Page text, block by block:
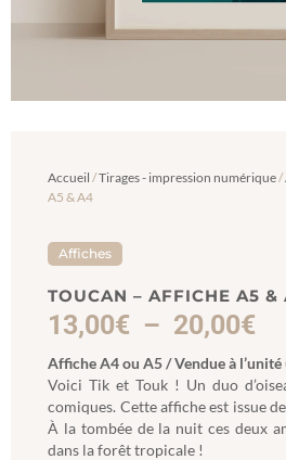
Accueil /Tirages - impression numérique/
A5 & A4
Affiches
TOUCAN – AFFICHE A5 &
13,00€ – 20,00€
Affiche A4 ou A5 / Vendue à l’unité
Voici Tik et Touk ! Un duo
comiques. Cette affiche est issue
À la tombée de la nuit ces deux
dans la forêt tropicale !